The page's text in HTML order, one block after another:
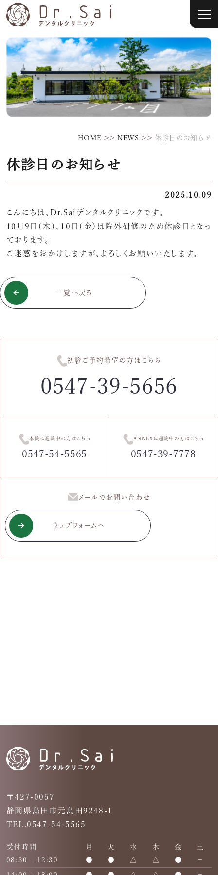
HOME >> NEWS >> 休診日のお知らせ
休診日のお知らせ
2025.10.09
こんにちは、Dr.Saiデンタルクリニックです。
10月9日（木）、10日（金）は院外研修のため休診日となっ
ております。
ご迷惑をおかけしますが、よろしくお願いいたします。
一覧へ戻る
初診ご予約希望の方はこちら
0547-39-5656
本院に通院中の方はこちら
0547-54-5565
ANNEXに通院中の方はこちら
0547-39-7778
メールでお問い合わせ
ウェブフォームへ
〒427-0057
静岡県島田市元島田9248-1
TEL.0547-54-5565
受付時間 月 火 水 木 金
土
08:30 - 12:30
● ● △ △ ● －